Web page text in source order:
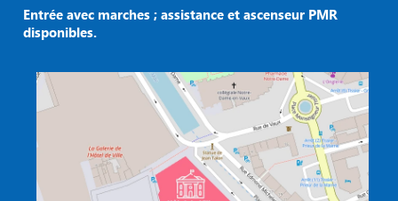
Entrée avec marches ; assistance et ascenseur PMR
disponibles.